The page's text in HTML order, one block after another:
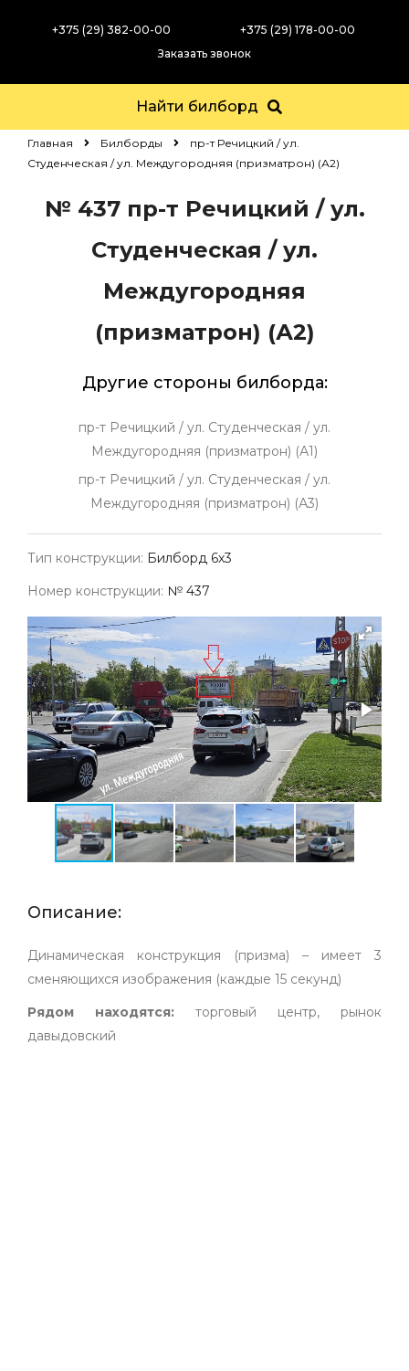
+375 (29) 382-00-00
+375 (29) 178-00-00
Заказать звонок
Найти билборд
Главная Билборды
пр-т Речицкий / ул.
Студенческая / ул. Междугородняя (призматрон) (А2)
№ 437пр-т Речицкий / ул.
Студенческая / ул.
Междугородняя
(призматрон) (А2)
Другие стороны билборда:
пр-т Речицкий / ул. Студенческая / ул.
Междугородняя (призматрон) (А1)
пр-т Речицкий / ул. Студенческая / ул.
Междугородняя (призматрон) (А3)
Тип конструкции: Билборд 6х3
Номер конструкции: № 437
Описание:
Динамическая конструкция (призма) – имеет 3
сменяющихся изображения (каждые 15 секунд)
Рядом находятся: торговый центр, рынок
давыдовский